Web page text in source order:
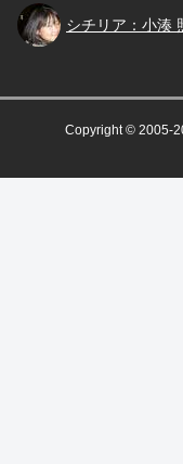
小湊
シチリア：小湊
Copyright © 2005-